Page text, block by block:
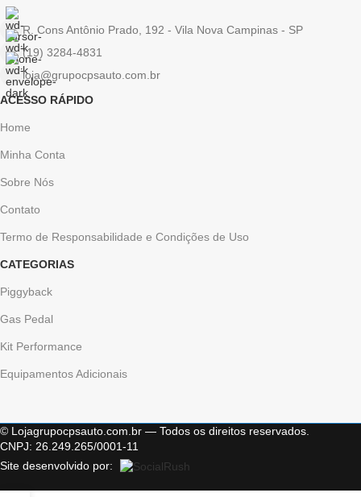
One é a sua melhor escolha. Não
perca tempo e adquira já o seu!
melhor escolha. Não perca
R. Cons Antônio Prado, 192 - Vila Nova Campinas - SP
(19) 3284-4831
loja@grupocpsauto.com.br
ACESSO RÁPIDO
Home
Minha Conta
Sobre Nós
Contato
Termo de Responsabilidade e Condições de Uso
CATEGORIAS
Piggyback
Gas Pedal
Kit Performance
Equipamentos Adicionais
© Lojagrupocpsauto.com.br — Todos os direitos reservados.
CNPJ: 26.249.265/0001-11
Site desenvolvido por: